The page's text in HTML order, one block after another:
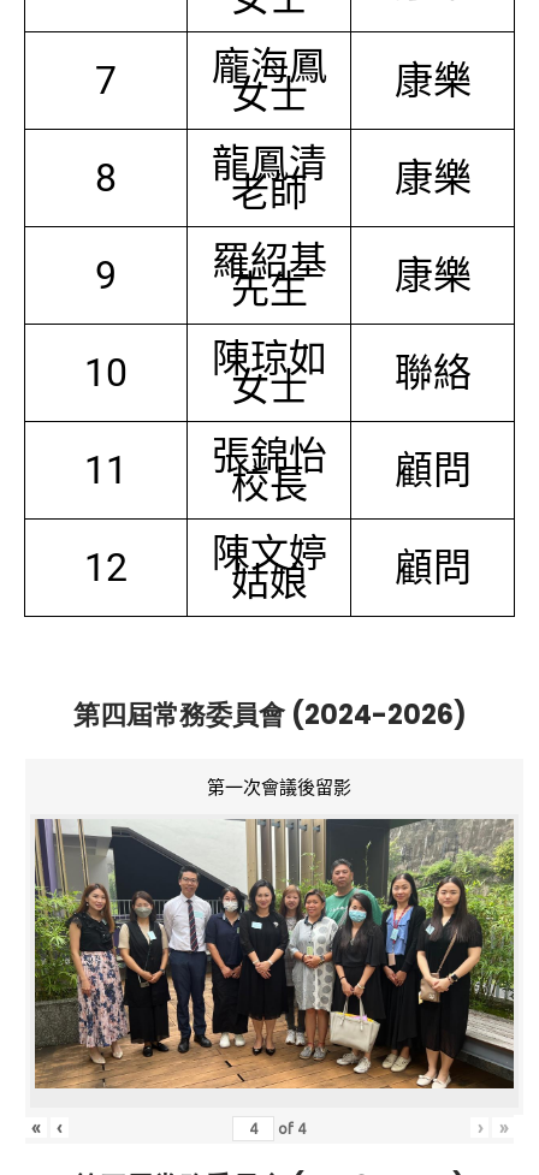
7 龐海鳳
女士 康樂
8 龍鳳清
老師 康樂
9 羅紹基
先生 康樂
10 陳琼如
女士 聯絡
11 張錦怡
校長 顧問
12 陳文婷
姑娘 顧問
第四屆常務委員會 (2024-2026)
第一次會議後留影
« ‹ of 4 › »